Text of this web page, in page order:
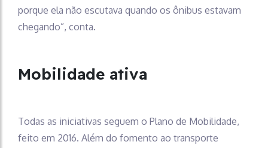
porque ela não escutava quando os ônibus estavam
chegando”, conta.
Mobilidade ativa
Todas as iniciativas seguem o Plano de Mobilidade,
feito em 2016. Além do fomento ao transporte